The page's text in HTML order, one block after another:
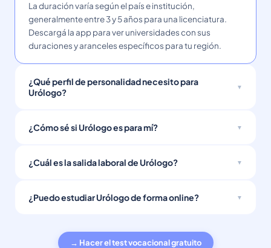
La duración varía según el país e institución,
generalmente entre 3 y 5 años para una licenciatura.
Descargá la app para ver universidades con sus
duraciones y aranceles específicos para tu región.
¿Qué perfil de personalidad necesito para
Urólogo?
¿Cómo sé si Urólogo es para mí?
¿Cuál es la salida laboral de Urólogo?
¿Puedo estudiar Urólogo de forma online?
→ Hacer el test vocacional gratuito